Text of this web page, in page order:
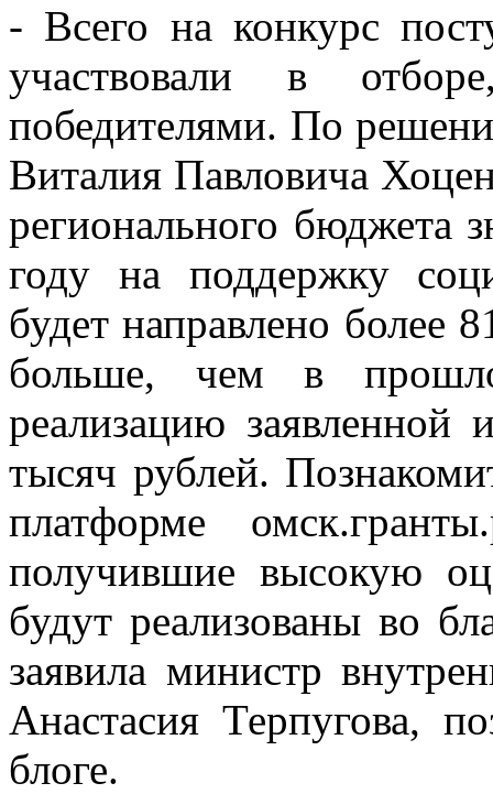
- Всего на конкурс
участвовали в
победителями. По
Виталия Павловича
регионального бюджета
году на поддержку
будет направлено более
больше, чем в
реализацию заявленной
тысяч рублей.
платформе
получившие высокую
будут реализованы во
заявила министр
Анастасия Терпугова,
блоге.